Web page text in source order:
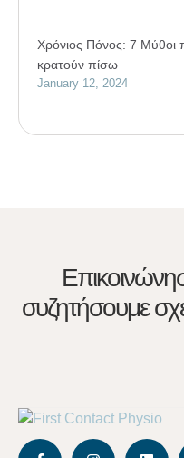
Χρόνιος Πόνος: 7 Μύθοι
κρατούν πίσω
January 12, 2024
συζητήσουμε